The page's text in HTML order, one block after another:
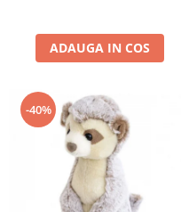
ADAUGA IN COS
-40%